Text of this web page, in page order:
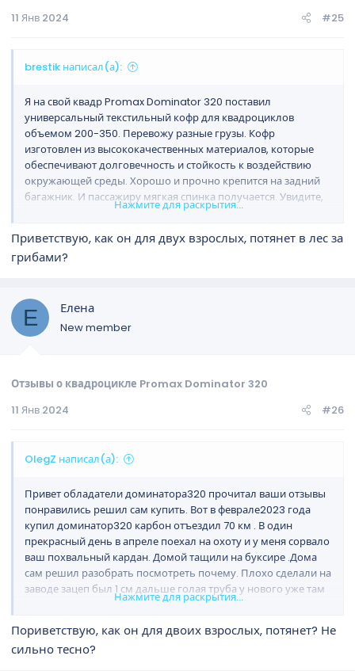
11 Янв 2024
#25
brestik написал(а):
Я на свой квадр Promax Dominator 320 поставил
универсальный текстильный кофр для квадроциклов
объемом 200-350. Перевожу разные грузы. Кофр
изготовлен из высококачественных материалов, которые
обеспечивают долговечность и стойкость к воздействию
окружающей среды. Хорошо и прочно крепится на задний
багажник. И пассажиру мягкая спинка получается. Увидите,
купите. Или закажите наX-MOTORS
Нажмите для раскрытия...
Приветствую, как он для двух взрослых, потянет в лес за
грибами?
Е Елена
New member
Отзывы о квадроцикле Promax Dominator 320
11 Янв 2024
#26
OlegZ написал(а):
Привет обладатели доминатора320 прочитал ваши отзывы
понравились решил сам купить. Вот в феврале2023 года
купил доминатор320 карбон отъездил 70 км . В один
прекрасный день в апреле поехал на охоту и у меня сорвало
ваш похвальный кардан. Домой тащили на буксире .Дома
сам решил разобрать посмотреть почему. Плохо сделали на
заводе зацеп был 1 см дальше голая труба у нового уже там
ржавчина и грязь. Сейчас стоит в гараже заказал токарю эту
грязь летит хочу расширители ставить. На счёт тяги прет
хорошо. Сабиру отпишусь. Вот хочу спросить у вас сколько
Нажмите для раскрытия...
Пориветствую, как он для двоих взрослых, потянет? Не
сильно тесно?